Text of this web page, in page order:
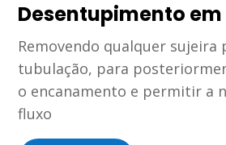
Desentupimento
Removendo qualquer sujeira
tubulação, para
o encanamento e permitir a
fluxo